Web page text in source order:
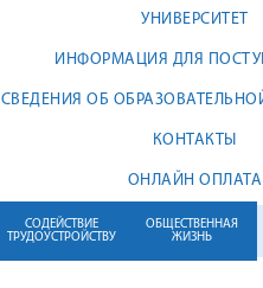
УНИВЕРСИТЕТ
ИНФОРМАЦИЯ ДЛЯ
СВЕДЕНИЯ ОБ
КОНТАКТЫ
ОНЛАЙН ОПЛАТА
СОДЕЙСТВИЕ
ТРУДОУСТРОЙСТВУ
ОБЩЕСТВЕННАЯ
ЖИЗНЬ